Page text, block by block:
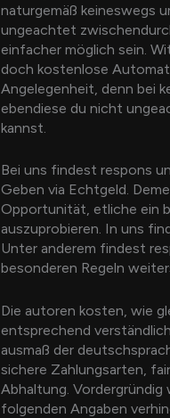
naturgemäß keineswegs
ungeachtet
einfacher möglich sein.
doch kostenlose
Angelegenheit, denn bei
ebendiese du nicht
kannst.
Bei uns findest respons
Geben via Echtgeld.
Opportunität, etliche ein
auszuprobieren. In uns
Unter anderem findest
besonderen Regeln
Die autoren kosten, wie
entsprechend
ausmaß der
sichere Zahlungsarten,
Abhaltung. Vordergründig
folgenden Angaben